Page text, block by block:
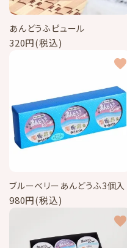
あんどうふピュール
320円(税込)
ブルーベリーあんどうふ3個入
980円(税込)
favorite
favorite